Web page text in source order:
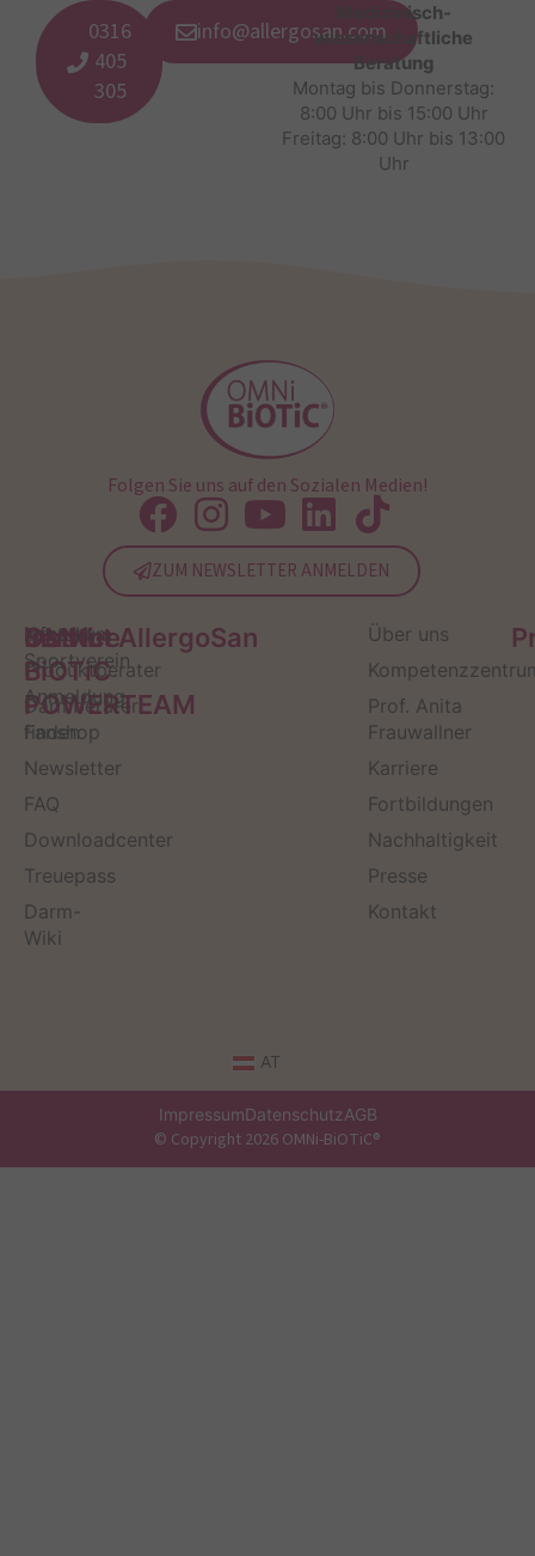
0316
405
305
info@allergosan.com
Medizinisch-
wissenschaftliche
Beratung
Montag bis Donnerstag:
8:00 Uhr bis 15:00 Uhr
Freitag: 8:00 Uhr bis 13:00
Uhr
Folgen Sie uns auf den Sozialen Medien!
ZUM NEWSLETTER ANMELDEN
Service
Kontakt
Produktberater
Darmberater
finden
Newsletter
FAQ
Downloadcenter
Treuepass
Darm-
Wiki
OMNi-
BiOTiC
POWERTEAM
Infos zum
Sportverein
Anmeldung
Fanshop
Institut AllergoSan
Über uns
Prof. Anita
Frauwallner
Karriere
Fortbildungen
Nachhaltigkeit
Presse
Kontakt
AT
ImpressumDatenschutzAGB
© Copyright 2026 OMNi-BiOTiC®